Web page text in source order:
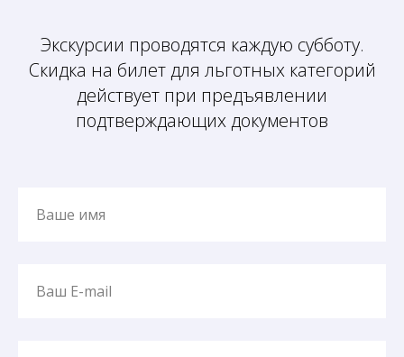
Экскурсии проводятся каждую субботу.
Скидка на билет для льготных категорий
действует при предъявлении
подтверждающих документов
Ваше имя
Ваш E-mail